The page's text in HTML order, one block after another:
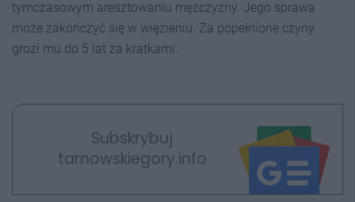
tymczasowym aresztowaniu mężczyzny. Jego sprawa
może zakończyć się w więzieniu. Za popełnione czyny
grozi mu do 5 lat za kratkami.
Subskrybuj
tarnowskiegory.info